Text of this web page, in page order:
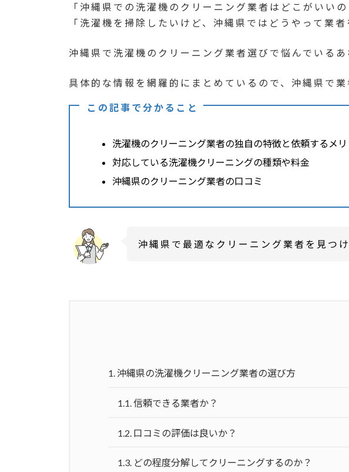
新
日
時
「沖縄県での洗濯機のクリーニング業者はどこがいいの
「洗濯機を掃除したいけど、沖縄県ではどうやって業者
沖縄県で洗濯機のクリーニング業者選びで悩んでいる
具体的な情報を網羅的にまとめているので、沖縄県で
この記事で分かること
洗濯機のクリーニング業者の独自の特徴と依頼するメ
対応している洗濯機クリーニングの種類や料金
沖縄県のクリーニング業者の口コミ
沖縄県で最適なクリーニング業者を見つ
1.沖縄県の洗濯機クリーニング業者の選び方
1.1.信頼できる業者か？
1.2. 口コミの評価は良いか？
1.3. どの程度分解してクリーニングするのか？